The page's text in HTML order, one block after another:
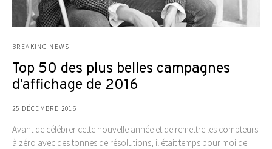
BREAKING NEWS
Top 50 des plus belles campagnes
d’affichage de 2016
25 DÉCEMBRE 2016
Avant de célébrer cette nouvelle année et de remettre les compteurs
à zéro avec des tonnes de résolutions, il était temps pour moi de